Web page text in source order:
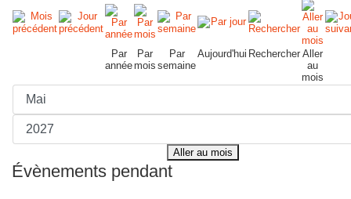
Par
année
Par
mois
Par
semaine
Aujourd'hui Rechercher Aller
au
mois
Aller au mois
Évènements pendant